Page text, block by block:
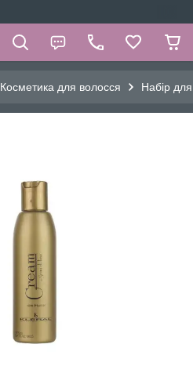
Косметика для волосся Набір